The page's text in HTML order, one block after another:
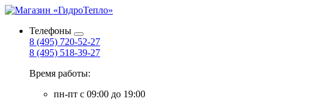
Телефоны
8 (495) 720-52-27
8 (495) 518-39-27
Время работы:
пн-пт с 09:00 до 19:00